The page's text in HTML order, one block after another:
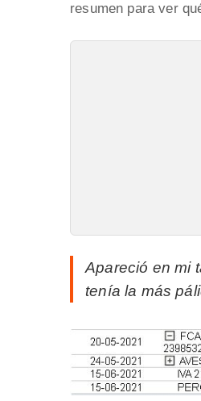
resumen para ver
Apareció en mi
tenía la más